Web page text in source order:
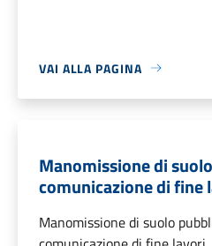
VAI ALLA PAGINA
Manomissione di
comunicazione di fine
Manomissione di suolo